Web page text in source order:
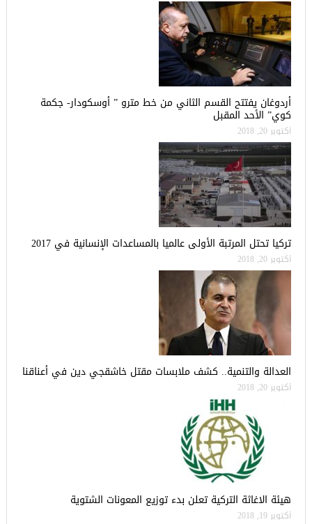
أردوغان يفتتح القسم الثاني من خط مترو ” أوسكودار- جكمة
كوي” الأحد المقبل
أكتوبر 20, 2018
تركيا تحتل المرتبة الأولى عالميا بالمساعدات الإنسانية في 2017
أكتوبر 20, 2018
العدالة والتنمية.. كشف ملابسات مقتل خاشقجي دين في أعناقنا
أكتوبر 20, 2018
هيئة الاغاثة التركية تعلن بدء توزيع المعونات الشتوية
أكتوبر 19, 2018